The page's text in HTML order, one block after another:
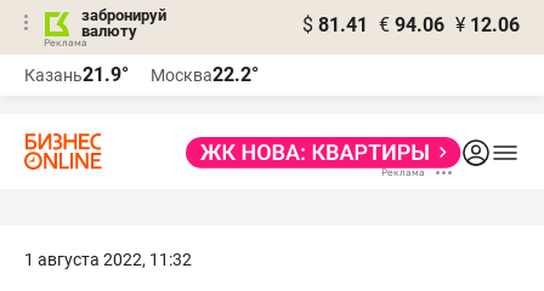
забронируй
валюту
$ 81.41 € 94.06 ¥ 12.06
Казань21.9° Москва22.2°
1 августа 2022, 11:32